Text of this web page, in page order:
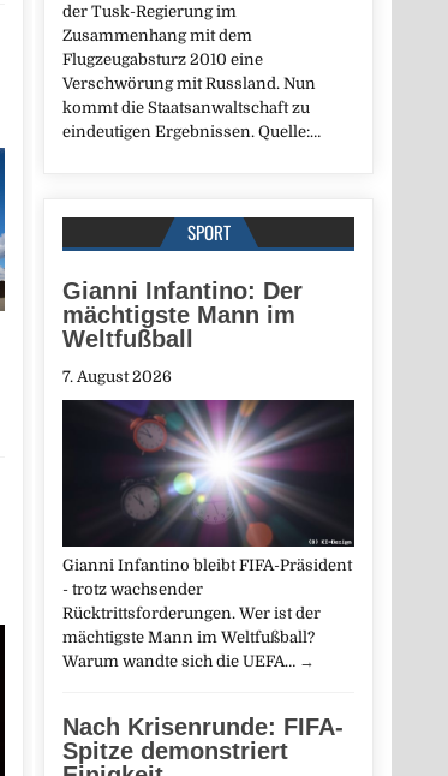
der Tusk-Regierung im
Zusammenhang mit dem
Flugzeugabsturz 2010 eine
Verschwörung mit Russland. Nun
kommt die Staatsanwaltschaft zu
eindeutigen Ergebnissen. Quelle:…
SPORT
Gianni Infantino: Der
mächtigste Mann im
Weltfußball
7. August 2026
Gianni Infantino bleibt FIFA-Präsident
- trotz wachsender
Rücktrittsforderungen. Wer ist der
mächtigste Mann im Weltfußball?
Warum wandte sich die UEFA… →
Nach Krisenrunde: FIFA-
Spitze demonstriert